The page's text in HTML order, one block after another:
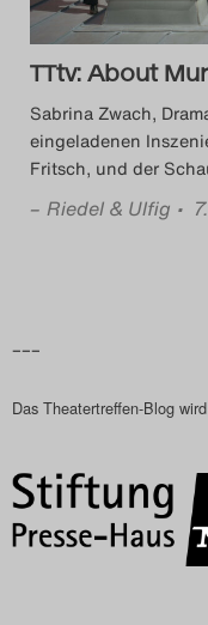
Das
Das
Das
Das
TTtv: About
Sabrina Zwach,
eingeladenen
Fritsch, und der
– Riedel & Ulfig •
–––
Das Theatertreffen-Blog